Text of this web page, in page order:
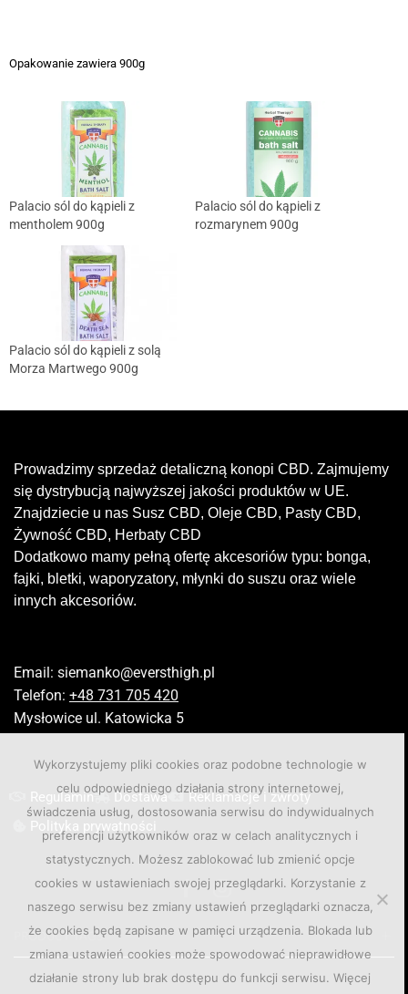
Opakowanie zawiera 900g
Palacio sól do kąpieli z
mentholem 900g
Palacio sól do kąpieli z
rozmarynem 900g
Palacio sól do kąpieli z solą
Morza Martwego 900g
Prowadzimy sprzedaż detaliczną konopi CBD. Zajmujemy
się dystrybucją najwyższej jakości produktów w UE.
Znajdziecie u nas Susz CBD, Oleje CBD, Pasty CBD,
Żywność CBD, Herbaty CBD
Dodatkowo mamy pełną ofertę akcesoriów typu: bonga,
fajki, bletki, waporyzatory, młynki do suszu oraz wiele
innych akcesoriów.
Email: siemanko@eversthigh.pl
Telefon: +48 731 705 420
Mysłowice ul. Katowicka 5
Regulamin Dostawa
Reklamacje i zwroty
Polityka prywatności
PRODUCT TAGS
Wykorzystujemy pliki cookies oraz podobne technologie w
celu odpowiedniego działania strony internetowej,
świadczenia usług, dostosowania serwisu do indywidualnych
preferencji użytkowników oraz w celach analitycznych i
statystycznych. Możesz zablokować lub zmienić opcje
cookies w ustawieniach swojej przeglądarki. Korzystanie z
naszego serwisu bez zmiany ustawień przeglądarki oznacza,
że cookies będą zapisane w pamięci urządzenia. Blokada lub
zmiana ustawień cookies może spowodować nieprawidłowe
działanie strony lub brak dostępu do funkcji serwisu. Więcej